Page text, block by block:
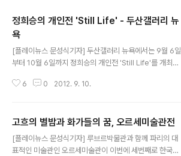
정희승의 개인전 'Still Life' - 두산갤러리 뉴
욕
[플레이뉴스 문성식기자] 두산갤러리 뉴욕에서는 9월 6일
부터 10월 6일까지 정희승의 개인전 'Still Life'를 개최한
다. 정희승은 그동안 Persona 시리즈, Reading 시리즈
행하여 왔는데 이번전시에서는 그 작업들의 연장선상으로
사물이 외부조건과 관계되어 만들어지는 상태를 표현한 'S
till Life' 연작을 보여준다. 'Still'은 사전적인 의미로서의
6 0 2012. 9. 10.
고흐의 별밤과 화가들의 꿈, 오르세미술관전
[플레이뉴스 문성식기자] 루브르박물관과 함께 파리의 대
표적인 미술관인 오르세미술관이 이번에 세번째로 한국을